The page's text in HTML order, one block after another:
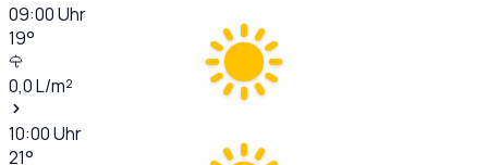
09:00Uhr
19°
0,0L/m²
10:00Uhr
21°